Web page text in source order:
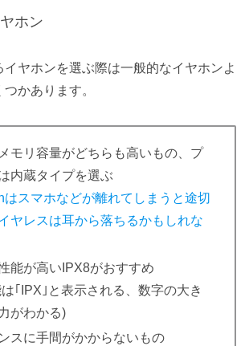
ホン
イヤホンを選ぶ際は一般的なイヤホンよ
かあります。
モリ容量がどちらも高いもの、プ
内蔵タイプを選ぶ
はスマホなどが離れてしまうと途切
ヤレスは耳から落ちるかもしれな
能が高いIPX8がおすすめ
｢IPX｣と表示される、数字の大き
がわかる)
スに手間がかからないもの